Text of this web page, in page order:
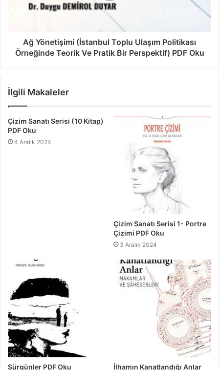
Ağ Yönetişimi (İstanbul Toplu Ulaşım Politikası
Örneğinde Teorik Ve Pratik Bir Perspektif) PDF Oku
İlgili Makaleler
Çizim Sanatı Serisi (10 Kitap)
PDF Oku
4 Aralık 2024
Çizim Sanatı Serisi 1- Portre
Çizimi PDF Oku
3 Aralık 2024
Sürgünler PDF Oku
İlhamın Kanatlandığı Anlar